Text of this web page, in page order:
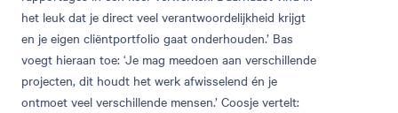
het leuk dat je direct veel verantwoordelijkheid krijgt
en je eigen cliëntportfolio gaat onderhouden.’ Bas
voegt hieraan toe: ‘Je mag meedoen aan verschillende
projecten, dit houdt het werk afwisselend én je
ontmoet veel verschillende mensen.’ Coosje vertelt: